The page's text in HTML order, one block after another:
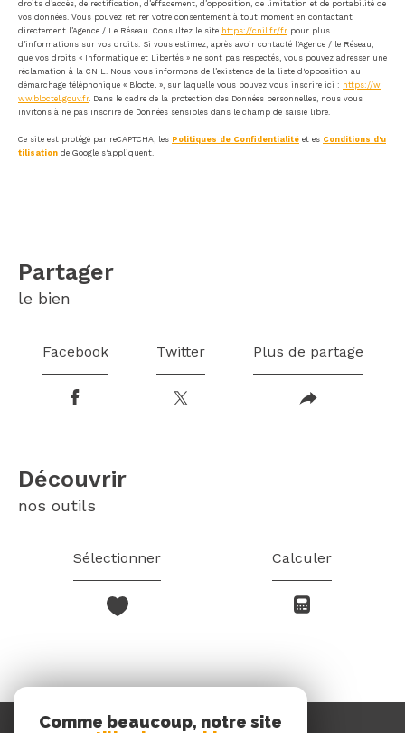
droits d’accès, de rectification, d’effacement, d’opposition, de limitation et de portabilité de
vos données. Vous pouvez retirer votre consentement à tout moment en contactant
directement l’Agence / Le Réseau. Consultez le site https://cnil.fr/fr pour plus
d’informations sur vos droits. Si vous estimez, après avoir contacté l'Agence / le Réseau,
que vos droits « Informatique et Libertés » ne sont pas respectés, vous pouvez adresser une
réclamation à la CNIL. Nous vous informons de l’existence de la liste d'opposition au
démarchage téléphonique « Bloctel », sur laquelle vous pouvez vous inscrire ici : https://w
ww.bloctel.gouv.fr. Dans le cadre de la protection des Données personnelles, nous vous
invitons à ne pas inscrire de Données sensibles dans le champ de saisie libre.
Ce site est protégé par reCAPTCHA, les Politiques de Confidentialité et es Conditions d'u
tilisation de Google s'appliquent.
partager
le bien
Facebook Twitter Plus de partage
découvrir
nos outils
Sélectionner Calculer
Comme beaucoup, notre site